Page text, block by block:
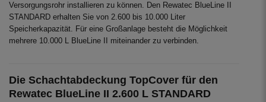
Versorgungsrohr installieren zu können. Den Rewatec BlueLine II
STANDARD erhalten Sie von 2.600 bis 10.000 Liter
Speicherkapazität. Für eine Großanlage besteht die Möglichkeit
mehrere 10.000 L BlueLine II miteinander zu verbinden.
Die Schachtabdeckung TopCover für den
Rewatec BlueLine II 2.600 L STANDARD